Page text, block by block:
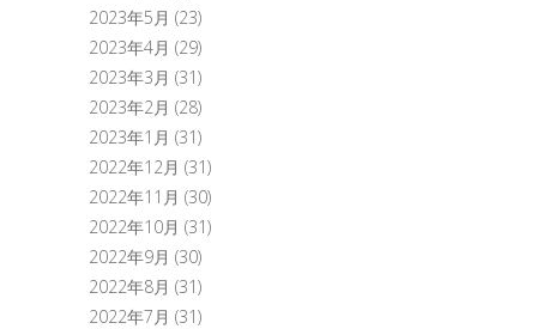
2023年5月 (23)
2023年4月 (29)
2023年3月 (31)
2023年2月 (28)
2023年1月 (31)
2022年12月 (31)
2022年11月 (30)
2022年10月 (31)
2022年9月 (30)
2022年8月 (31)
2022年7月 (31)